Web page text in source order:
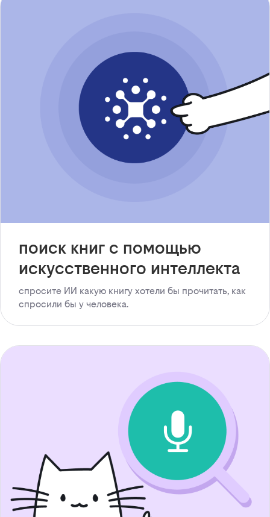
поиск книг с помощью
искусственного интеллекта
спросите ИИ какую книгу хотели бы прочитать, как
спросили бы у человека.